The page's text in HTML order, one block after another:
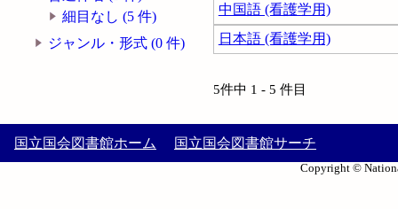
細目なし (5 件)
ジャンル・形式 (0 件)
中国語 (看護学用)
日本語 (看護学用)
5件中 1 - 5 件目
国立国会図書館ホーム 国立国会図書館サーチ
Copyright ©